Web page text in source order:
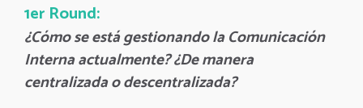
1er Round:
¿Cómo se está gestionando la Comunicación
Interna actualmente? ¿De manera
centralizada o descentralizada?